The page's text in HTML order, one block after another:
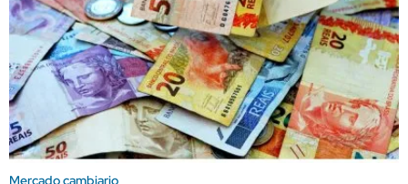
Mercado cambiario